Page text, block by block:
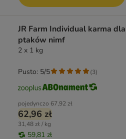
JR Farm Individual karma dla
ptaków nimf
2 x 1 kg
pojedynczo 67,92 zł
62,96 zł
31,48 zł / kg
59,81 zł
Pusto: 5/5 (3)